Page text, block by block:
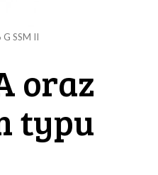
SSM II
oraz
typu